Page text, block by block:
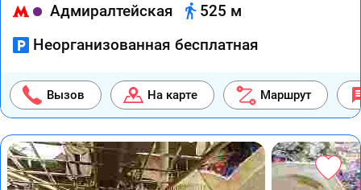
Адмиралтейская
525 м
Неорганизованная бесплатная
Вызов На карте Маршрут